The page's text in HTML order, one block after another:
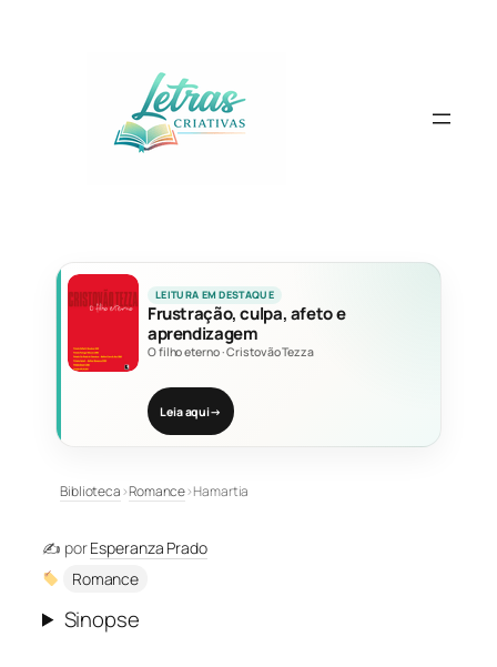
LEITURA EM DESTAQUE
Frustração, culpa, afeto e
aprendizagem
O filho eterno·Cristovão Tezza
Leia aqui→
Biblioteca›Romance›Hamartia
✍️ porEsperanza Prado
Romance
Sinopse